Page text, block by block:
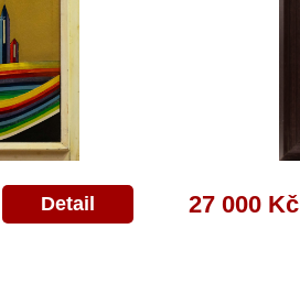
Detail 27 000 Kč